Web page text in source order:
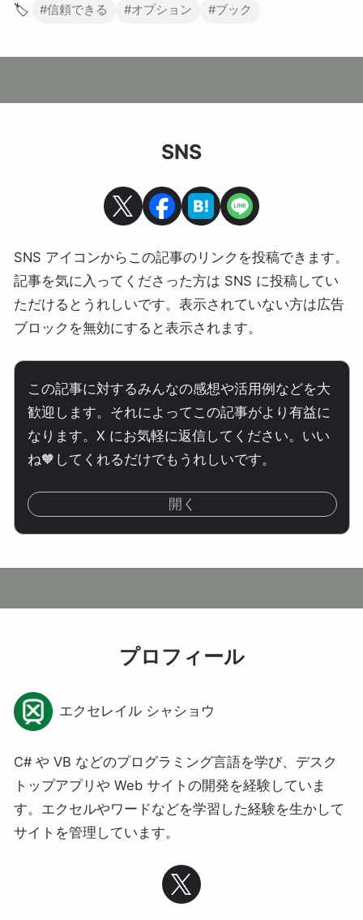
🏷️ #信頼できる #オプション #ブック
SNS
SNS アイコンからこの記事のリンクを投稿できます。
記事を気に入ってくださった方は SNS に投稿してい
ただけるとうれしいです。表示されていない方は広告
ブロックを無効にすると表示されます。
この記事に対するみんなの感想や活用例などを大
歓迎します。それによってこの記事がより有益に
なります。X にお気軽に返信してください。いい
ね🧡してくれるだけでもうれしいです。
開く
プロフィール
エクセレイル シャショウ
C# や VB などのプログラミング言語を学び、デスク
トップアプリや Web サイトの開発を経験していま
す。エクセルやワードなどを学習した経験を生かして
サイトを管理しています。